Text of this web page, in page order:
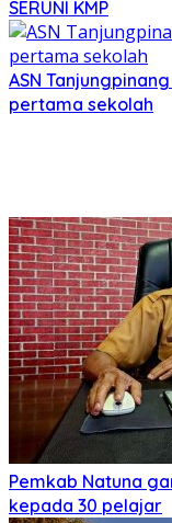
SERUNI KMP
ASN
pertama sekolah
Pemkab Natuna
kepada 30 pelajar